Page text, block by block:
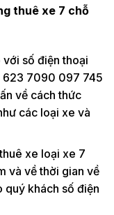
thuê xe 7 chỗ
số điện thoại
623 7090 097 745
về cách thức
các loại xe và
xe loại xe 7
và về thời gian về
quý khách số điện